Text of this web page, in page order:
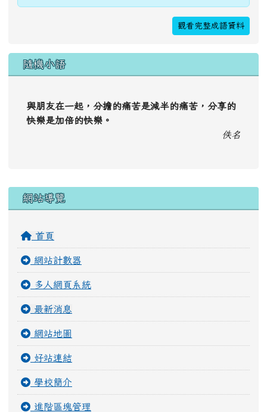
觀看完整成語資料
隨機小語
與朋友在一起，分擔的痛苦是減半的痛苦，分享的
快樂是加倍的快樂。
佚名
右邊區域內容
網站導覽
首頁
網站計數器
多人網頁系統
最新消息
網站地圖
好站連結
學校簡介
進階區塊管理